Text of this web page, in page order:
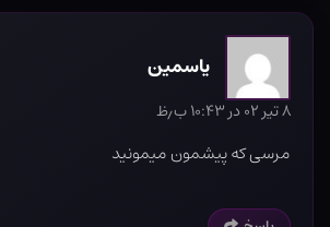
یاسمین
۸ تیر ۰۲ در ۱۰:۴۳ ب٫ظ
مرسی که پیشمون میمونید